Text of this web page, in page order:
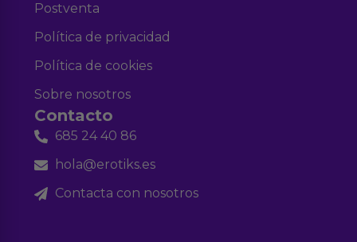
Postventa
Política de privacidad
Política de cookies
Sobre nosotros
Contacto
685 24 40 86
hola@erotiks.es
Contacta con nosotros